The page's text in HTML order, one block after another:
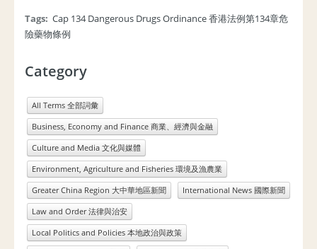
Tags: Cap 134 Dangerous Drugs Ordinance 香港法例第134章危
險藥物條例
Category
All Terms 全部詞彙
Business, Economy and Finance 商業、經濟與金融
Culture and Media 文化與媒體
Environment, Agriculture and Fisheries 環境及漁農業
Greater China Region 大中華地區新聞
International News 國際新聞
Law and Order 法律與治安
Local Politics and Policies 本地政治與政策